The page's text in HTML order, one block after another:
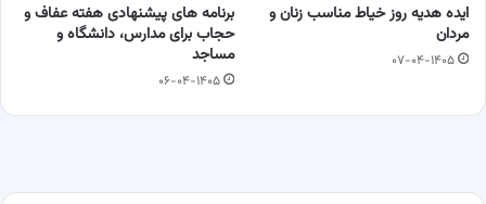
ایده هدیه روز خیاط مناسب زنان و
مردان
۰۷-۰۴-۱۴۰۵
برنامه های پیشنهادی هفته عفاف و
حجاب برای مدارس، دانشگاه و
مساجد
۰۶-۰۴-۱۴۰۵